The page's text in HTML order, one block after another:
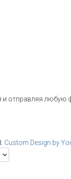
и отправляя любую
Custom Design by